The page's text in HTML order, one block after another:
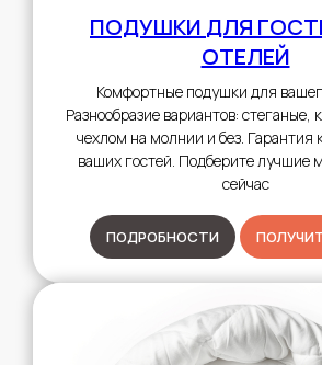
ПОДУШКИ ДЛЯ
ОТЕЛЕЙ
Комфортные подушки для
Разнообразие вариантов: стеганые,
чехлом на молнии и без. Гарантия
ваших гостей. Подберите лучшие
сейчас
ПОДРОБНОСТИ